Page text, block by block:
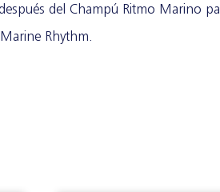
del Champú Ritmo Marino
Rhythm.